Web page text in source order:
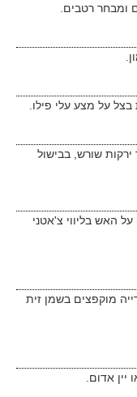
ומבחר רטבים.
על מצע עלי פילו.
ירקות שורש, בבישול
האש בליווי צ'אטני
מוקפצים בשמן זית
אדום.